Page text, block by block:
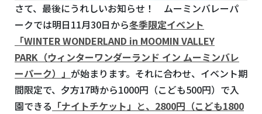
さて、最後にうれしいお知らせ！ ムーミンバレーパ
ークでは明日11月30日から冬季限定イベント
「WINTER WONDERLAND in MOOMIN VALLEY
PARK（ウィンターワンダーランド イン ムーミンバレ
ーパーク）」 が始まります。それに合わせ、イベント期
間限定で、夕方17時から1000円（こども500円）で入
園できる 「ナイトチケット」 と、2800円（こども1800